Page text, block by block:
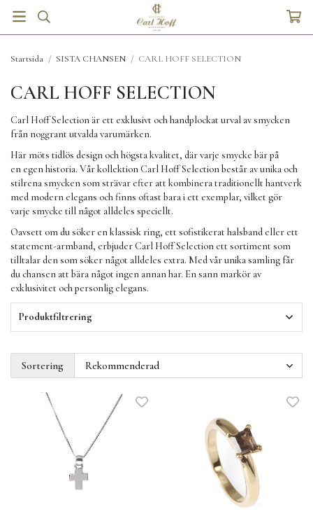
Startsida / SISTA CHANSEN / CARL HOFF SELECTION
CARL HOFF SELECTION
Carl Hoff Selection är ett exklusivt och handplockat urval av smycken
från noggrant utvalda varumärken.
Här möts tidlös design och högsta kvalitet, där varje smycke bär på
en egen historia. Vår kollektion Carl Hoff Selection består av unika och
stilrena smycken som strävar efter att kombinera traditionellt hantverk
med modern elegans och finns oftast bara i ett exemplar, vilket gör
varje smycke till något alldeles speciellt.
Oavsett om du söker en klassisk ring, ett sofistikerat halsband eller ett
statement-armband, erbjuder Carl Hoff Selection ett sortiment som
tilltalar den som söker något alldeles extra. Med vår unika samling får
du chansen att bära något ingen annan har. En sann markör av
exklusivitet och personlig elegans.
Produktfiltrering
Sortering